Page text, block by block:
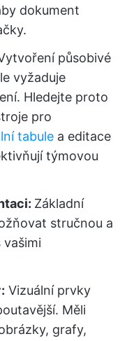
dokument
působivé
vyžaduje
Hledejte proto
pro
tabule a editace
týmovou
Základní
stručnou a
Vizuální prvky
Měli
grafy,